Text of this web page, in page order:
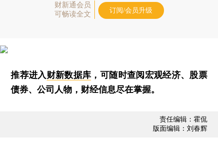
财新通会员
可畅读全文
订阅/会员升级
推荐进入财新数据库 ，可随时查阅宏观经济、股票
债券、公司人物，财经信息尽在掌握。
责任编辑：霍侃
版面编辑：刘春辉